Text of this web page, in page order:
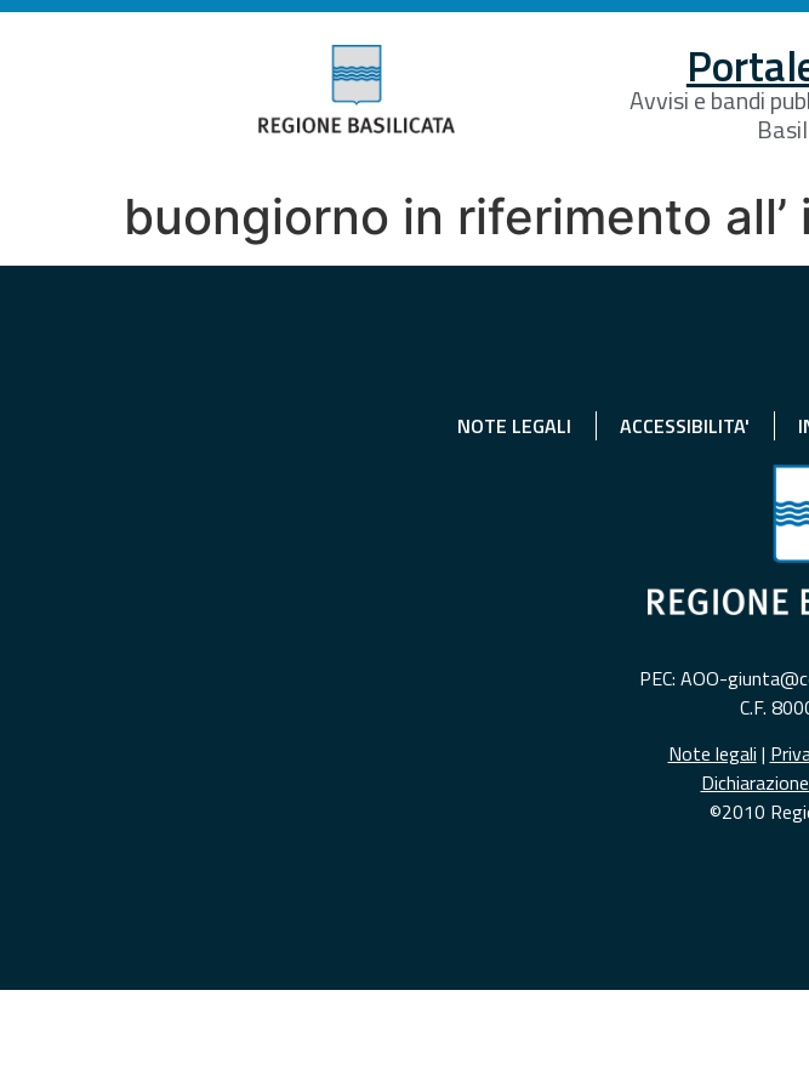
Avvisi e bandi
buongiorno in riferimento
NOTE LEGALI ACCESSIBILITA'
PEC: AOO-
C.F.
Note legali |
©2010